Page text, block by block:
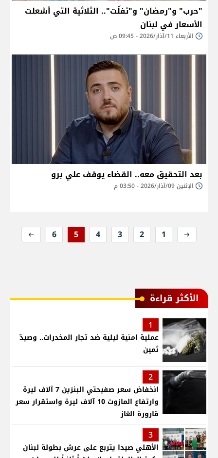
"حرب" و"رمضان" و"تفلّت".. الثلاثية التي أشعلت
الأسعار في لبنان
الأربعاء 11/آذار/2026 - 09:45 ص
بعد التحقيق معه.. القضاء يوقف علي برو
الإثنين 09/آذار/2026 - 03:50 م
1
2
3
4
5
6
الأكثر قراءة
1
عملية امنية ليلية ضد تجار المخدرات.. وصيدٌ
ثمين
2
انخفاض سعر صفيحتي البنزين 7 آلاف ليرة
وارتفاع المازوت 10 آلاف ليرة واستقرار سعر
قارورة الغاز
3
الأهلي صيدا يتربع على عرش بطولة لبنان